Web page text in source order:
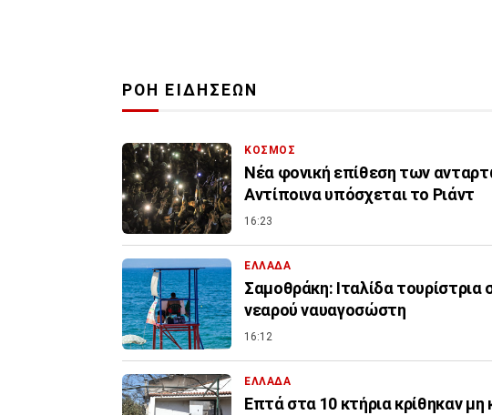
ΡΟΗ ΕΙΔΗΣΕΩΝ
ΚΟΣΜΟΣ
Νέα φονική επίθεση των
Αντίποινα υπόσχεται το Ριάντ
16:23
ΕΛΛΑΔΑ
Σαμοθράκη: Ιταλίδα
νεαρού ναυαγοσώστη
16:12
ΕΛΛΑΔΑ
Επτά στα 10 κτήρια κρίθηκαν μη